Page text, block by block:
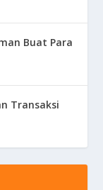
Buat Para
Transaksi